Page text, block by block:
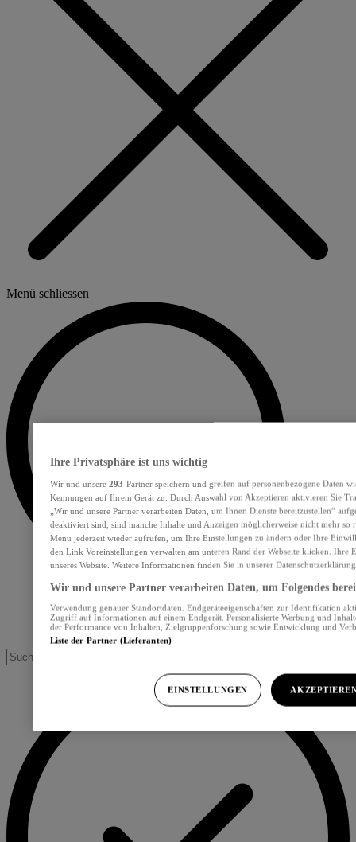
Menü schliessen
Ihre Privatsphäre ist uns wichtig
Wir und unsere 293-Partner speichern und greifen auf personenbezogene Daten
Kennungen auf Ihrem Gerät zu. Durch Auswahl von Akzeptieren aktivieren Sie
„Wir und unsere Partner verarbeiten Daten, um Ihnen Dienste bereitzustellen“
deaktiviert sind, sind manche Inhalte und Anzeigen möglicherweise nicht mehr so
Menü jederzeit wieder aufrufen, um Ihre Einstellungen zu ändern oder Ihre
den Link Voreinstellungen verwalten am unteren Rand der Webseite klicken. Ihre
unseres Website. Weitere Informationen finden Sie in unserer
Wir und unsere Partner verarbeiten Daten, um Folgendes
Verwendung genauer Standortdaten. Endgeräteeigenschaften zur Identifikation
Zugriff auf Informationen auf einem Endgerät. Personalisierte Werbung und
der Performance von Inhalten, Zielgruppenforschung sowie Entwicklung und
Liste der Partner (Lieferanten)
EINSTELLUNGEN